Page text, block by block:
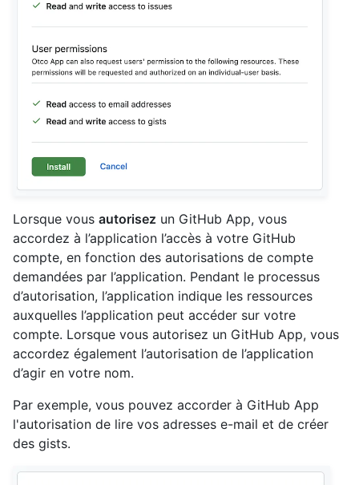
Lorsque vous autorisez un GitHub App, vous
accordez à l’application l’accès à votre GitHub
compte, en fonction des autorisations de compte
demandées par l’application. Pendant le processus
d’autorisation, l’application indique les ressources
auxquelles l’application peut accéder sur votre
compte. Lorsque vous autorisez un GitHub App, vous
accordez également l’autorisation de l’application
d’agir en votre nom.
Par exemple, vous pouvez accorder à GitHub App
l'autorisation de lire vos adresses e-mail et de créer
des gists.